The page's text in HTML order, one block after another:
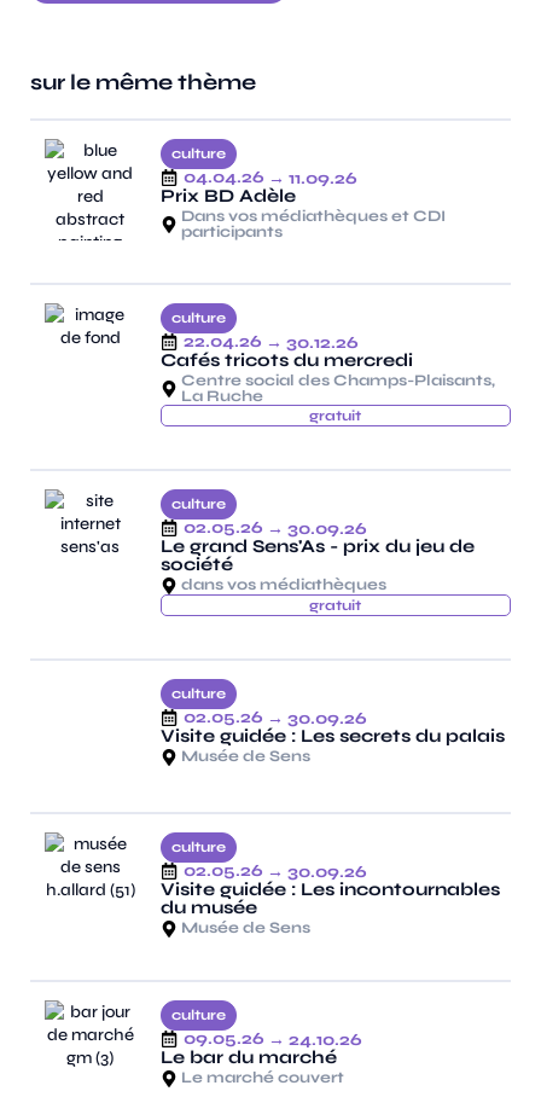
sur le même thème
culture
04.04.26 → 11.09.26
Prix BD Adèle
Dans vos médiathèques et CDI
participants
culture
22.04.26 → 30.12.26
Cafés tricots du mercredi
Centre social des Champs-Plaisants,
La Ruche
gratuit
culture
02.05.26 → 30.09.26
Le grand Sens'As - prix du jeu de
société
dans vos médiathèques
gratuit
culture
02.05.26 → 30.09.26
Visite guidée : Les secrets du palais
Musée de Sens
culture
02.05.26 → 30.09.26
Visite guidée : Les incontournables
du musée
Musée de Sens
culture
09.05.26 → 24.10.26
Le bar du marché
Le marché couvert